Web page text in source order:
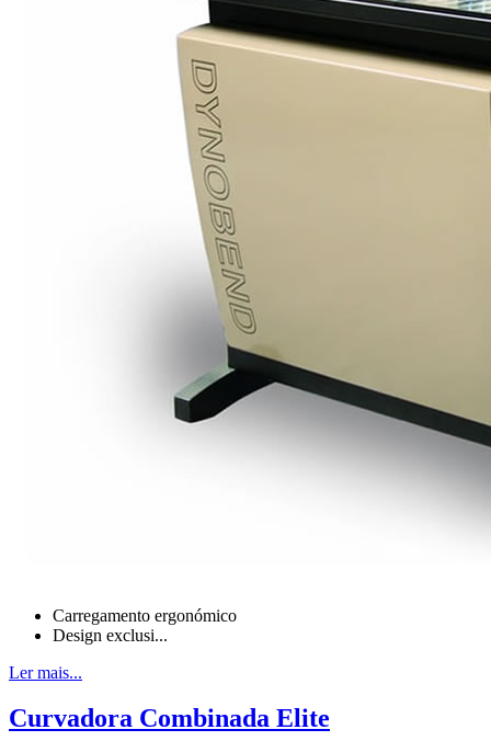
Carregamento ergonómico
Design exclusi...
Ler mais...
Curvadora Combinada Elite